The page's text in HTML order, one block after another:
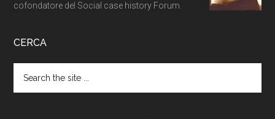
cofondatore del Social case history Forum.
CERCA